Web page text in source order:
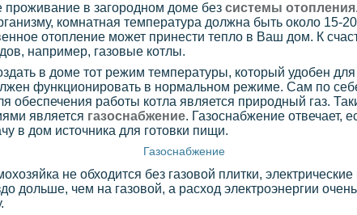
в загородном доме без системы отопления
комнатная температура должна быть около 15-
отопление может принести тепло в Ваш дом. К
например, газовые котлы.
в доме тот режим температуры, который удобен для
функционировать в нормальном режиме. Сам по
обеспечения работы котла является природный газ.
является газоснабжение. Газоснабжение отвечает,
в дом источника для готовки пищи.
Газоснабжение
не обходится без газовой плитки,
дольше, чем на газовой, а расход электроэнергии